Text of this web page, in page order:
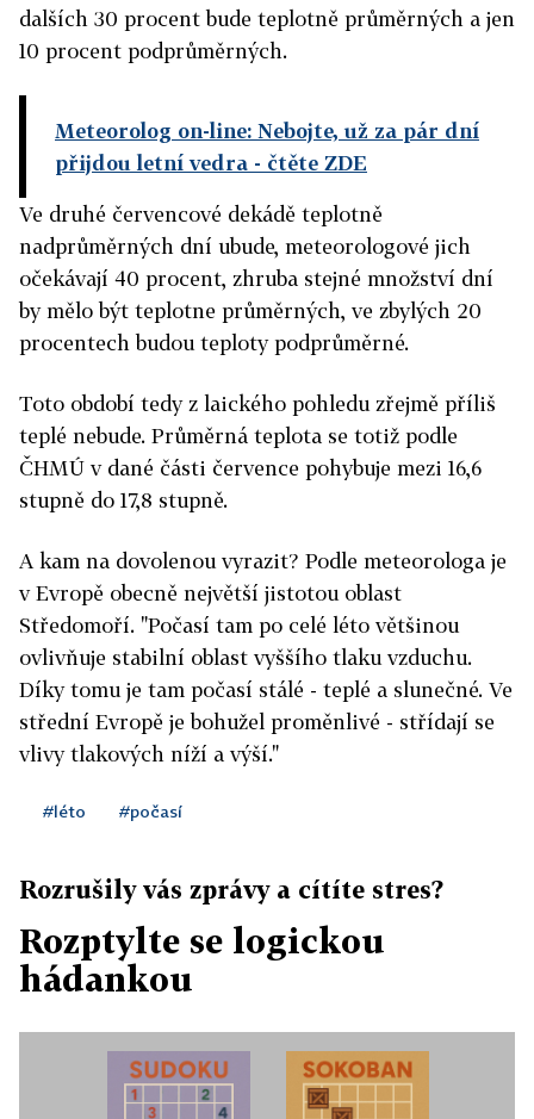
dalších 30 procent bude teplotně průměrných a jen
10 procent podprůměrných.
Meteorolog on-line: Nebojte, už za pár dní
přijdou letní vedra - čtěte ZDE
Ve druhé červencové dekádě teplotně
nadprůměrných dní ubude, meteorologové jich
očekávají 40 procent, zhruba stejné množství dní
by mělo být teplotne průměrných, ve zbylých 20
procentech budou teploty podprůměrné.
Toto období tedy z laického pohledu zřejmě příliš
teplé nebude. Průměrná teplota se totiž podle
ČHMÚ v dané části července pohybuje mezi 16,6
stupně do 17,8 stupně.
A kam na dovolenou vyrazit? Podle meteorologa je
v Evropě obecně největší jistotou oblast
Středomoří. "Počasí tam po celé léto většinou
ovlivňuje stabilní oblast vyššího tlaku vzduchu.
Díky tomu je tam počasí stálé - teplé a slunečné. Ve
střední Evropě je bohužel proměnlivé - střídají se
vlivy tlakových níží a výší."
#léto #počasí
Rozrušily vás zprávy a cítíte stres?
Rozptylte se logickou
hádankou